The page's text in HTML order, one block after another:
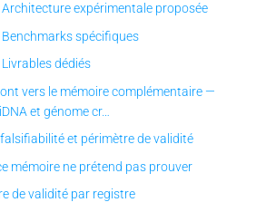
Architecture expérimentale proposée
Benchmarks spécifiques
dédiés
vers le mémoire complémentaire —
et génome cr…
et périmètre de validité
mémoire ne prétend pas prouver
de validité par registre